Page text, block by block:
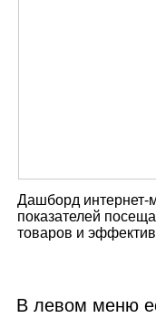
Дашборд
показателей
товаров и
В левом меню